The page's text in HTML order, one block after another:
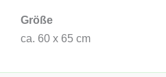
Größe
ca. 60 x 65 cm